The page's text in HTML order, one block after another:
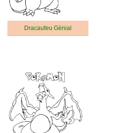
Dracaufeu Génial